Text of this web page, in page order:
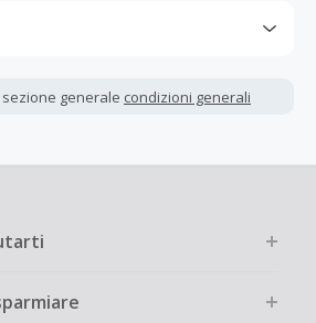
se noti che il tuo cashback è
generale condizioni generali